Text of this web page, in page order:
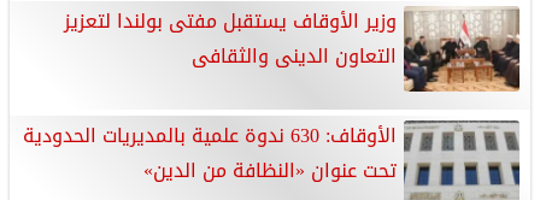
وزير الأوقاف يستقبل مفتى بولندا لتعزيز
التعاون الدينى والثقافى
الأوقاف: 630 ندوة علمية بالمديريات الحدودية
تحت عنوان «النظافة من الدين»